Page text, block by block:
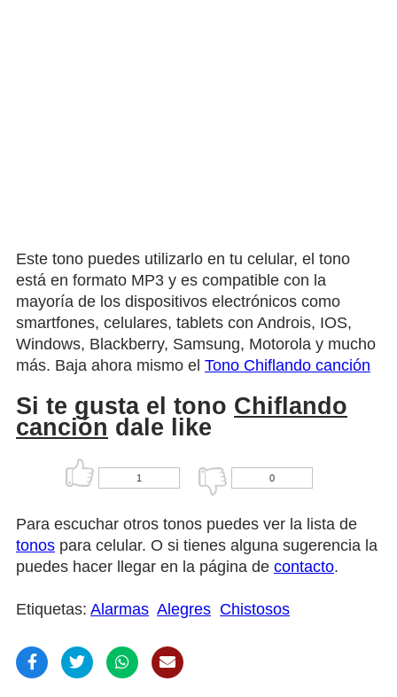
Este tono puedes utilizarlo en tu celular, el tono
está en formato MP3 y es compatible con la
mayoría de los dispositivos electrónicos como
smartfones, celulares, tablets con Androis, IOS,
Windows, Blackberry, Samsung, Motorola y mucho
más. Baja ahora mismo el Tono Chiflando canción
Si te gusta el tono Chiflando
canción dale like
1 0
Para escuchar otros tonos puedes ver la lista de
tonos para celular. O si tienes alguna sugerencia la
puedes hacer llegar en la página de contacto.
Etiquetas: Alarmas Alegres Chistosos